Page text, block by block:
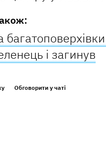
і загинув
Обговорити у чаті